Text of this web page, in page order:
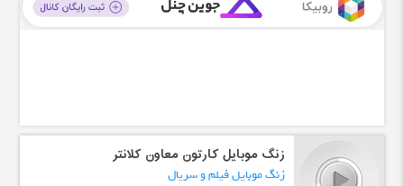
زنگ موبایل کارتون معاون کلانتر
زنگ موبایل فیلم و سریال